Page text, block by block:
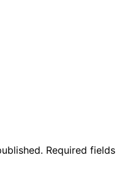
Required fields